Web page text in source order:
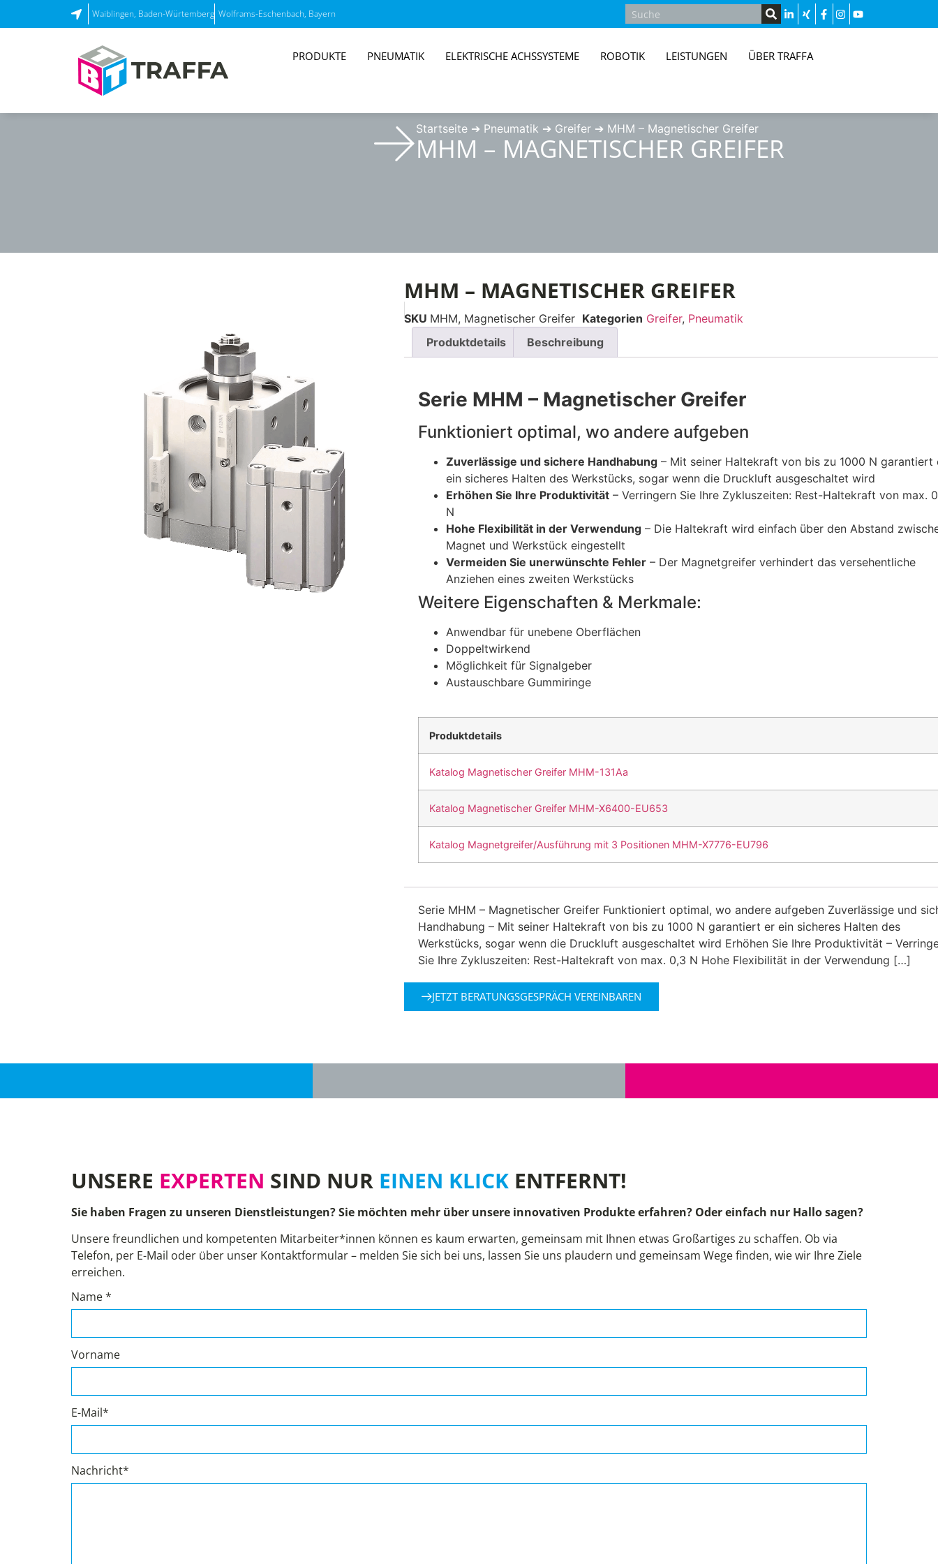
Waiblingen, Baden-Würtemberg Wolframs-Eschenbach, Bayern
PRODUKTE PNEUMATIK ELEKTRISCHE ACHSSYSTEME ROBOTIK LEISTUNGEN ÜBER TRAFFA
Startseite➔ Pneumatik ➔ Greifer➔ MHM – Magnetischer Greifer
MHM – MAGNETISCHER GREIFER
MHM – MAGNETISCHER GREIFER
SKU MHM, Magnetischer Greifer Kategorien Greifer, Pneumatik
Produktdetails
Beschreibung
Serie MHM – Magnetischer Greifer
Funktioniert optimal, wo andere aufgeben
Zuverlässige und sichere Handhabung – Mit seiner Haltekraft von bis zu 1000 N garantiert
ein sicheres Halten des Werkstücks, sogar wenn die Druckluft ausgeschaltet wird
Erhöhen Sie Ihre Produktivität – Verringern Sie Ihre Zykluszeiten: Rest-Haltekraft von max.
N
Hohe Flexibilität in der Verwendung – Die Haltekraft wird einfach über den Abstand
Magnet und Werkstück eingestellt
Vermeiden Sie unerwünschte Fehler – Der Magnetgreifer verhindert das versehentliche
Anziehen eines zweiten Werkstücks
Weitere Eigenschaften & Merkmale:
Anwendbar für unebene Oberflächen
Doppeltwirkend
Möglichkeit für Signalgeber
Austauschbare Gummiringe
Produktdetails
Katalog Magnetischer Greifer MHM-131Aa
Katalog Magnetischer Greifer MHM-X6400-EU653
Katalog Magnetgreifer/Ausführung mit 3 Positionen MHM-X7776-EU796
Serie MHM – Magnetischer Greifer Funktioniert optimal, wo andere aufgeben Zuverlässige und
Handhabung – Mit seiner Haltekraft von bis zu 1000 N garantiert er ein sicheres Halten des
Werkstücks, sogar wenn die Druckluft ausgeschaltet wird Erhöhen Sie Ihre Produktivität –
Sie Ihre Zykluszeiten: Rest-Haltekraft von max. 0,3 N Hohe Flexibilität in der Verwendung […]
JETZT BERATUNGSGESPRÄCH VEREINBAREN
UNSERE EXPERTEN SIND NUR EINEN KLICK ENTFERNT!
Sie haben Fragen zu unseren Dienstleistungen? Sie möchten mehr über unsere innovativen Produkte erfahren? Oder einfach nur Hallo sagen?
Unsere freundlichen und kompetenten Mitarbeiter*innen können es kaum erwarten, gemeinsam mit Ihnen etwas Großartiges zu schaffen. Ob via
Telefon, per E-Mail oder über unser Kontaktformular – melden Sie sich bei uns, lassen Sie uns plaudern und gemeinsam Wege finden, wie wir Ihre Ziele
erreichen.
Name *
Vorname
E-Mail*
Nachricht*